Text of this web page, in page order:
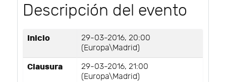
Descripción del evento
Inicio
29-03-2016, 20:00
(Europa\Madrid)
Clausura
29-03-2016, 21:00
(Europa\Madrid)